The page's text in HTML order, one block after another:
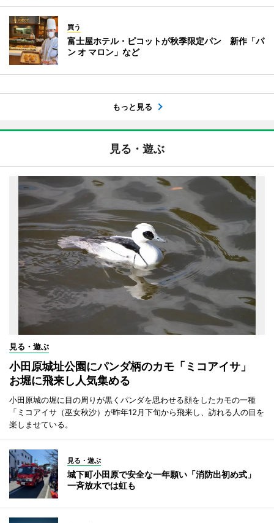
買う
富士屋ホテル・ピコットが秋季限定パン 新作「パ
ン オ マロン」など
もっと見る
見る・遊ぶ
見る・遊ぶ
小田原城址公園にパンダ柄のカモ「ミコアイサ」
お堀に飛来し人気集める
小田原城の堀に目の周りが黒くパンダを思わせる顔をしたカモの一種
「ミコアイサ（巫女秋沙）が昨年12月下旬から飛来し、訪れる人の目を
楽しませている。
見る・遊ぶ
城下町小田原で安全な一年願い「消防出初め式」
一斉放水では虹も